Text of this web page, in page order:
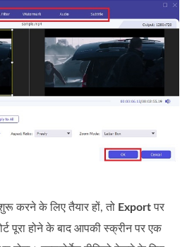
करने के लिए तैयार हों, तो Exportपर
पूरा होने के बाद आपकी स्क्रीन पर एक